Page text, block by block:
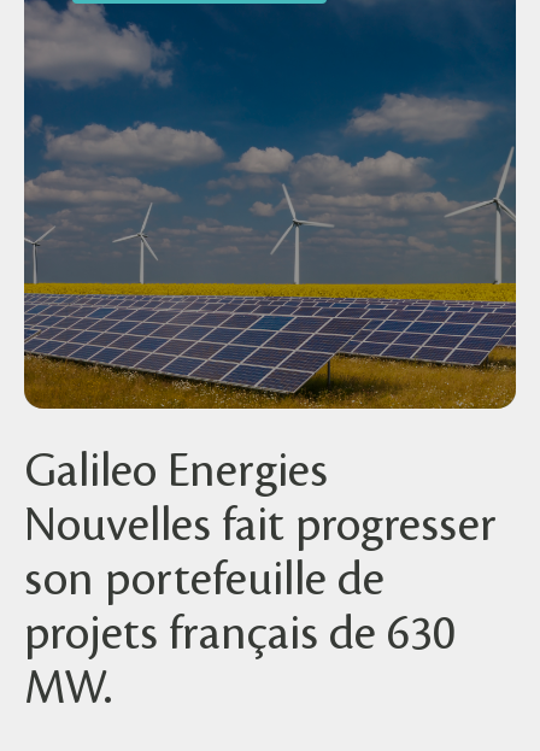
Galileo Energies
Nouvelles fait progresser
son portefeuille de
projets français de 630
MW.